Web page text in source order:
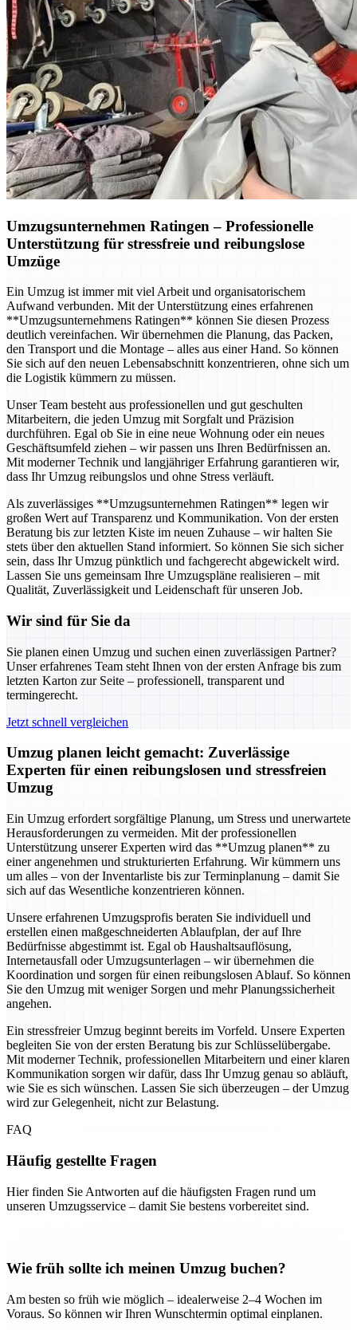
Umzugsunternehmen Ratingen – Professionelle
Unterstützung für stressfreie und reibungslose
Umzüge
Ein Umzug ist immer mit viel Arbeit und organisatorischem
Aufwand verbunden. Mit der Unterstützung eines erfahrenen
**Umzugsunternehmens Ratingen** können Sie diesen Prozess
deutlich vereinfachen. Wir übernehmen die Planung, das Packen,
den Transport und die Montage – alles aus einer Hand. So können
Sie sich auf den neuen Lebensabschnitt konzentrieren, ohne sich um
die Logistik kümmern zu müssen.
Unser Team besteht aus professionellen und gut geschulten
Mitarbeitern, die jeden Umzug mit Sorgfalt und Präzision
durchführen. Egal ob Sie in eine neue Wohnung oder ein neues
Geschäftsumfeld ziehen – wir passen uns Ihren Bedürfnissen an.
Mit moderner Technik und langjähriger Erfahrung garantieren wir,
dass Ihr Umzug reibungslos und ohne Stress verläuft.
Als zuverlässiges **Umzugsunternehmen Ratingen** legen wir
großen Wert auf Transparenz und Kommunikation. Von der ersten
Beratung bis zur letzten Kiste im neuen Zuhause – wir halten Sie
stets über den aktuellen Stand informiert. So können Sie sich sicher
sein, dass Ihr Umzug pünktlich und fachgerecht abgewickelt wird.
Lassen Sie uns gemeinsam Ihre Umzugspläne realisieren – mit
Qualität, Zuverlässigkeit und Leidenschaft für unseren Job.
Wir sind für Sie da
Sie planen einen Umzug und suchen einen zuverlässigen Partner?
Unser erfahrenes Team steht Ihnen von der ersten Anfrage bis zum
letzten Karton zur Seite – professionell, transparent und
termingerecht.
Jetzt schnell vergleichen
Umzug planen leicht gemacht: Zuverlässige
Experten für einen reibungslosen und stressfreien
Umzug
Ein Umzug erfordert sorgfältige Planung, um Stress und unerwartete
Herausforderungen zu vermeiden. Mit der professionellen
Unterstützung unserer Experten wird das **Umzug planen** zu
einer angenehmen und strukturierten Erfahrung. Wir kümmern uns
um alles – von der Inventarliste bis zur Terminplanung – damit Sie
sich auf das Wesentliche konzentrieren können.
Unsere erfahrenen Umzugsprofis beraten Sie individuell und
erstellen einen maßgeschneiderten Ablaufplan, der auf Ihre
Bedürfnisse abgestimmt ist. Egal ob Haushaltsauflösung,
Internetausfall oder Umzugsunterlagen – wir übernehmen die
Koordination und sorgen für einen reibungslosen Ablauf. So können
Sie den Umzug mit weniger Sorgen und mehr Planungssicherheit
angehen.
Ein stressfreier Umzug beginnt bereits im Vorfeld. Unsere Experten
begleiten Sie von der ersten Beratung bis zur Schlüsselübergabe.
Mit moderner Technik, professionellen Mitarbeitern und einer klaren
Kommunikation sorgen wir dafür, dass Ihr Umzug genau so abläuft,
wie Sie es sich wünschen. Lassen Sie sich überzeugen – der Umzug
wird zur Gelegenheit, nicht zur Belastung.
FAQ
Häufig gestellte Fragen
Hier finden Sie Antworten auf die häufigsten Fragen rund um
unseren Umzugsservice – damit Sie bestens vorbereitet sind.
Wie früh sollte ich meinen Umzug buchen?
Am besten so früh wie möglich – idealerweise 2–4 Wochen im
Voraus. So können wir Ihren Wunschtermin optimal einplanen.